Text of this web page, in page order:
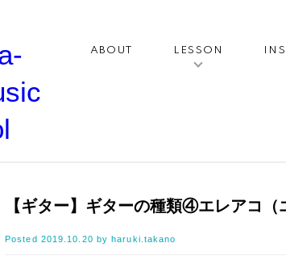
ABOUT LESSON
【ギター】ギターの種類④エレアコ（
Posted 2019.10.20 by haruki.takano